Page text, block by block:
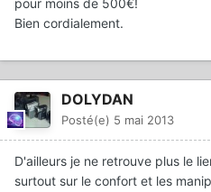
Bien cordialement.
DOLYDAN
Posté(e) 5 mai 2013
D'ailleurs je ne retrouve plus le
surtout sur le confort et les